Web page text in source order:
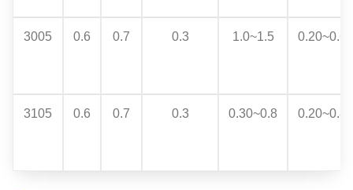
3005 0.6 0.7 0.3 1.0~1.5 0.20~0.6
3105 0.6 0.7 0.3 0.30~0.8 0.20~0.8